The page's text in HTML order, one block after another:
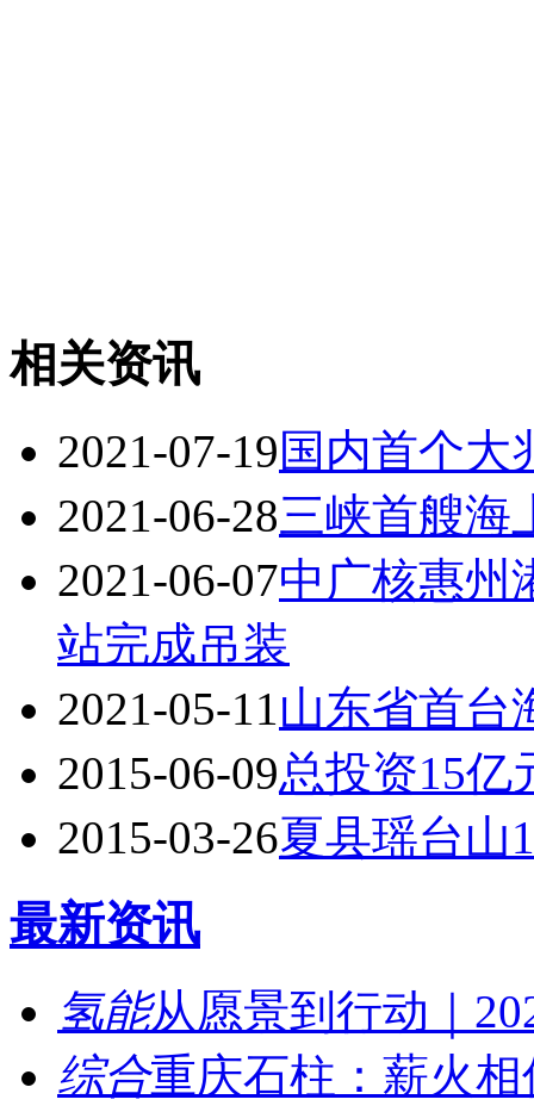
相关资讯
2021-07-19国内首个大
2021-06-28三峡首艘海
2021-06-07中广核惠州
站完成吊装
2021-05-11山东省首台
2015-06-09总投资15亿
2015-03-26夏县瑶台山
最新资讯
氢能从愿景到行动｜
综合重庆石柱：薪火